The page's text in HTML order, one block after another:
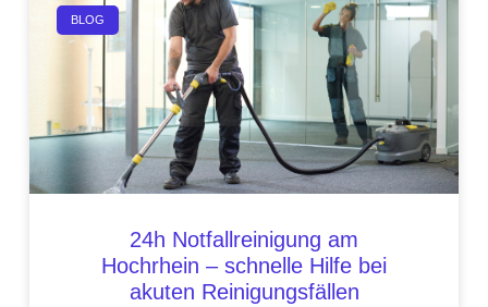
BLOG
24h Notfallreinigung am
Hochrhein – schnelle Hilfe bei
akuten Reinigungsfällen